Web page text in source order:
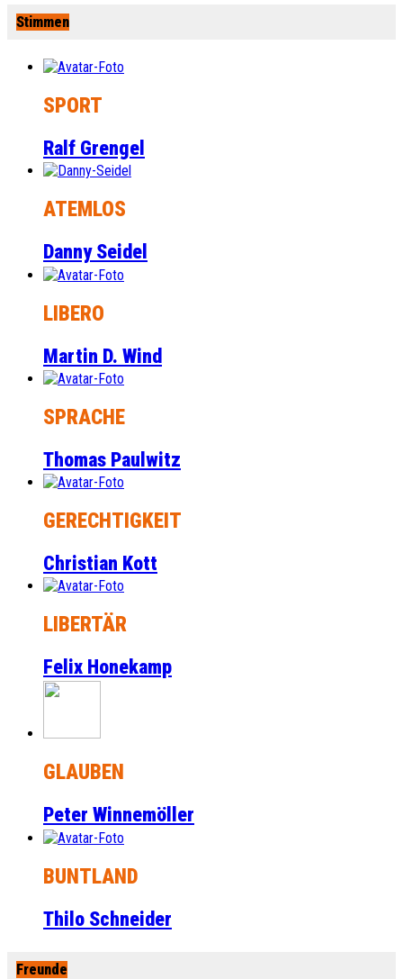
Stimmen
SPORT
Ralf Grengel
ATEMLOS
Danny Seidel
LIBERO
Martin D. Wind
SPRACHE
Thomas Paulwitz
GERECHTIGKEIT
Christian Kott
LIBERTÄR
Felix Honekamp
GLAUBEN
Peter Winnemöller
BUNTLAND
Thilo Schneider
Freunde